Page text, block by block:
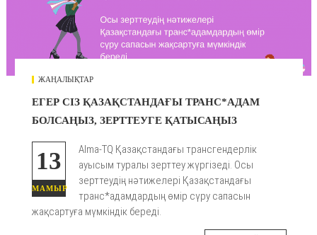
ЖАҢАЛЫҚТАР
ЕГЕР СІЗ ҚАЗАҚСТАНДАҒЫ ТРАНС*АДАМ
БОЛСАҢЫЗ, ЗЕРТТЕУГЕ ҚАТЫСАҢЫЗ
13
МАМЫР
Alma-TQ Қазақстандағы трансгендерлік
ауысым туралы зерттеу жүргізеді. Осы
зерттеудің нәтижелері Қазақстандағы
транс*адамдардың өмір сүру сапасын
жақсартуға мүмкіндік береді.